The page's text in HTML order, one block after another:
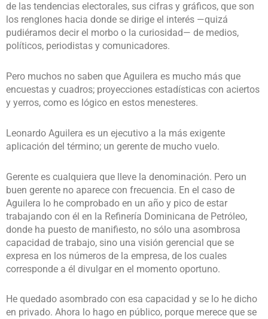
de las tendencias electorales, sus cifras y gráficos, que son
los renglones hacia donde se dirige el interés —quizá
pudiéramos decir el morbo o la curiosidad— de medios,
políticos, periodistas y comunicadores.
Pero muchos no saben que Aguilera es mucho más que
encuestas y cuadros; proyecciones estadísticas con aciertos
y yerros, como es lógico en estos menesteres.
Leonardo Aguilera es un ejecutivo a la más exigente
aplicación del término; un gerente de mucho vuelo.
Gerente es cualquiera que lleve la denominación. Pero un
buen gerente no aparece con frecuencia. En el caso de
Aguilera lo he comprobado en un año y pico de estar
trabajando con él en la Refinería Dominicana de Petróleo,
donde ha puesto de manifiesto, no sólo una asombrosa
capacidad de trabajo, sino una visión gerencial que se
expresa en los números de la empresa, de los cuales
corresponde a él divulgar en el momento oportuno.
He quedado asombrado con esa capacidad y se lo he dicho
en privado. Ahora lo hago en público, porque merece que se